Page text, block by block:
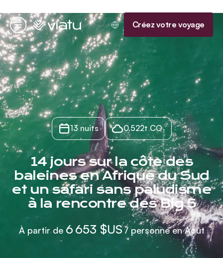
Menu
Accueil Créez votre voyage
13 nuits 0.522t CO₂
14 jours sur la côte des
baleines en Afrique du Sud
et un safari sans paludisme
à la rencontre des Big 5
À partir de 6 653 $US/ personne en Août